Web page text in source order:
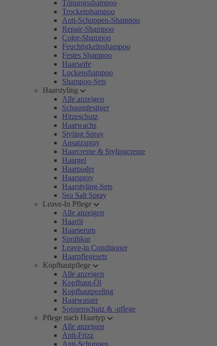
Tönungsshampoo
Trockenshampoo
Anti-Schuppen-Shampoo
Repair-Shampoo
Color-Shampoo
Feuchtigkeitsshampoo
Festes Shampoo
Haarseife
Lockenshampoo
Shampoo-Sets
Haarstyling
Alle anzeigen
Schaumfestiger
Hitzeschutz
Haarwachs
Styling Spray
Ansatzspray
Haarcreme & Stylingcreme
Haargel
Haarpuder
Haarspray
Haarstyling-Sets
Sea Salt Spray
Leave-In Pflege
Alle anzeigen
Haaröl
Haarserum
Sprühkur
Leave-in Conditioner
Haarpflegesets
Kopfhautpflege
Alle anzeigen
Kopfhaut-Öl
Kopfhautpeeling
Haarwasser
Sonnenschutz & -pflege
Pflege nach Haartyp
Alle anzeigen
Anti-Frizz
Anti-Schuppen